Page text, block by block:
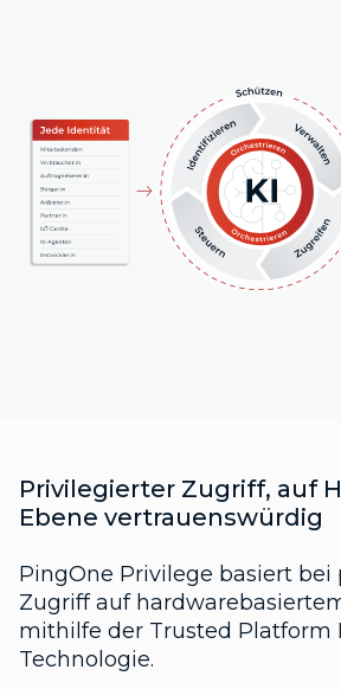
Privilegierter Zugriff, auf
Ebene vertrauenswürdig
PingOne Privilege basiert
Zugriff auf
mithilfe der Trusted Platform
Technologie.